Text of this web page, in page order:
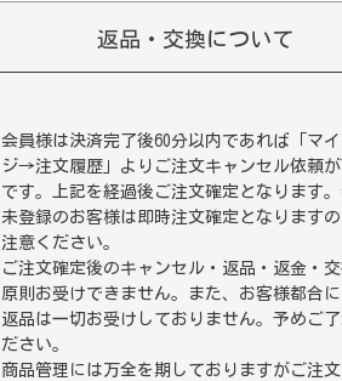
返品・交換について
会員様は決済完了後60分以内であれば 「マ
ジ→注文履歴」 よりご注文キャンセル依頼
です。上記を経過後ご注文確定となります
未登録のお客様は即時注文確定となります
注意ください。
ご注文確定後のキャンセル・返品・返金・
原則お受けできません。また、お客様都合
返品は一切お受けしておりません。予めご了
ださい。
商品管理には万全を期しておりますがご注